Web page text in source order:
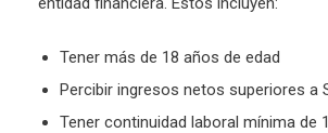
Tener más de 18 años de edad
Percibir ingresos netos superiores a
Tener continuidad laboral mínima de